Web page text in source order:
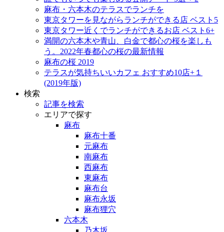
麻布・六本木のテラスでランチを
東京タワーを見ながらランチができる店 ベスト5
東京タワー近くでランチができるお店 ベスト6+
満開の六本木や青山、白金で都心の桜を楽しも
う。2022年春都心の桜の最新情報
麻布の桜 2019
テラスが気持ちいいカフェ おすすめ10店+１
(2019年版)
検索
記事を検索
エリアで探す
麻布
麻布十番
元麻布
南麻布
西麻布
東麻布
麻布台
麻布永坂
麻布狸穴
六本木
乃木坂